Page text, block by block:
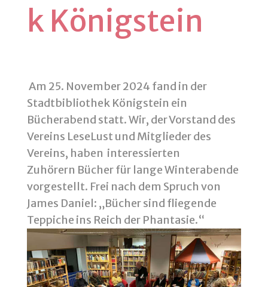
k Königstein
Am 25. November 2024 fand in der
Stadtbibliothek Königstein ein
Bücherabend statt. Wir, der Vorstand des
Vereins LeseLust und Mitglieder des
Vereins, haben interessierten
Zuhörern Bücher für lange Winterabende
vorgestellt. Frei nach dem Spruch von
James Daniel: „Bücher sind fliegende
Teppiche ins Reich der Phantasie.“